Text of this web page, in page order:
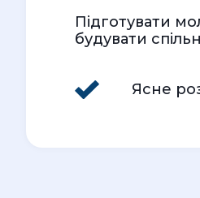
Підготувати
будувати
Ясне